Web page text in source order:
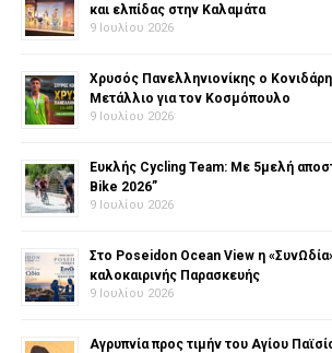
και ελπίδας στην Καλαμάτα
9 Ιουλίου 2026
Χρυσός Πανελληνιονίκης ο
Μετάλλιο για τον Κοσμόπουλο
9 Ιουλίου 2026
Ευκλής Cycling Team: Με 5μελή
Bike 2026”
9 Ιουλίου 2026
Στο Poseidon Ocean View η
καλοκαιρινής Παρασκευής
9 Ιουλίου 2026
Αγρυπνία προς τιμήν του Αγίου